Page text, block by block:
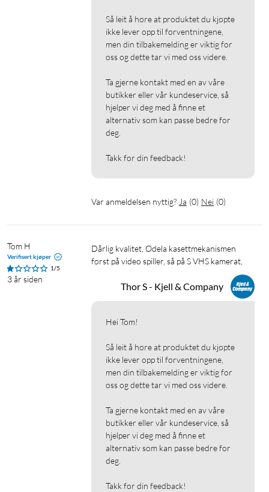
Så leit å høre at produktet du kjøpte
ikke lever opp til forventningene,
men din tilbakemelding er viktig for
oss og dette tar vi med oss videre.
Ta gjerne kontakt med en av våre
butikker eller vår kundeservice, så
hjelper vi deg med å finne et
alternativ som kan passe bedre for
deg.
Takk for din feedback!
Var anmeldelsen nyttig? Ja (0) Nei (0)
Tom H
Verifisert kjøper
1/5
3 år siden
Dårlig kvalitet, Ødela kasettmekanismen
først på video spiller, så på S VHS kamerat,
Thor S - Kjell & Company
Hei Tom!
Så leit å høre at produktet du kjøpte
ikke lever opp til forventningene,
men din tilbakemelding er viktig for
oss og dette tar vi med oss videre.
Ta gjerne kontakt med en av våre
butikker eller vår kundeservice, så
hjelper vi deg med å finne et
alternativ som kan passe bedre for
deg.
Takk for din feedback!